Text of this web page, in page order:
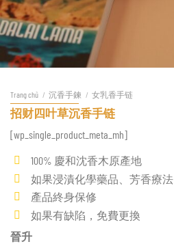
Trang chủ / 沉香手鍊 / 女乳香手链
招财四叶草沉香手链
[wp_single_product_meta_mh]
100% 慶和沈香木原產地
如果浸漬化學藥品、芳香療法
產品終身保修
如果有缺陷，免費更換
晉升